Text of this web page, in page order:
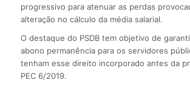
progressivo para atenuar as perdas
alteração no cálculo da média salarial.
O destaque do PSDB tem objetivo de
abono permanência para os servidores
tenham esse direito incorporado antes da
PEC 6/2019.